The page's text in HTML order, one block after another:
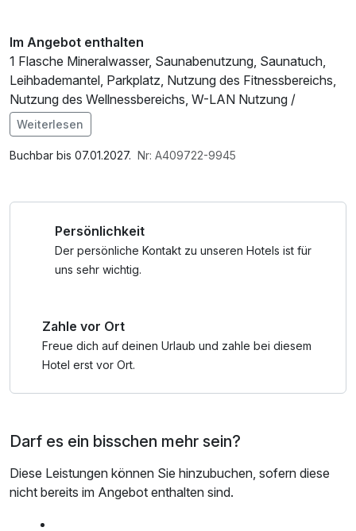
Im Angebot enthalten
1 Flasche Mineralwasser, Saunabenutzung, Saunatuch,
Leihbademantel, Parkplatz, Nutzung des Fitnessbereichs,
Nutzung des Wellnessbereichs, W-LAN Nutzung /
Internetnutzung, kostenfreier Kaffee/Tee im Zimmer,
kostenfreie Nutzung öffentl. Nahverkehr, Badetasche mit
Bademantel und -tücher
Weiterlesen
Buchbar bis 07.01.2027. Nr: A409722-9945
Persönlichkeit
Der persönliche Kontakt zu unseren Hotels ist für
uns sehr wichtig.
Zahle vor Ort
Freue dich auf deinen Urlaub und zahle bei diesem
Hotel erst vor Ort.
Darf es ein bisschen mehr sein?
Diese Leistungen können Sie hinzubuchen, sofern diese
nicht bereits im Angebot enthalten sind.